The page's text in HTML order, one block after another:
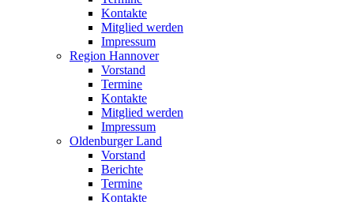
Kontakte
Mitglied werden
Impressum
Region Hannover
Vorstand
Termine
Kontakte
Mitglied werden
Impressum
Oldenburger Land
Vorstand
Berichte
Termine
Kontakte